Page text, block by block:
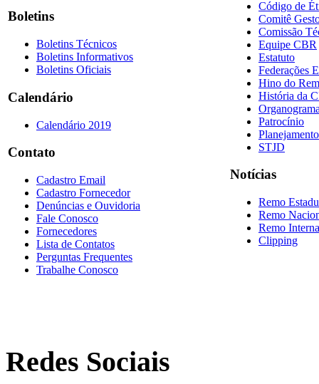
Boletins
Boletins Técnicos
Boletins Informativos
Boletins Oficiais
Calendário
Calendário 2019
Contato
Cadastro Email
Cadastro Fornecedor
Denúncias e Ouvidoria
Fale Conosco
Fornecedores
Lista de Contatos
Perguntas Frequentes
Trabalhe Conosco
Código de
Comitê
Comissão
Equipe CBR
Estatuto
Federações
Hino do
História da
Patrocínio
STJD
Notícias
Remo
Remo
Remo
Clipping
Redes Sociais